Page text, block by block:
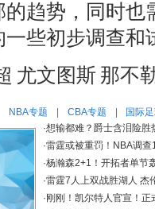
趋势，同时也
些初步调查和
尤文图斯 那不
NBA专题 CBA专题 国际
·想输都难？爵士含泪险
·雷霆或被重罚！NBA调
·杨瀚森2+1！开拓者单节
·雷霆7人上双战胜湖人 杰
·刚刚！凯尔特人官宣！正